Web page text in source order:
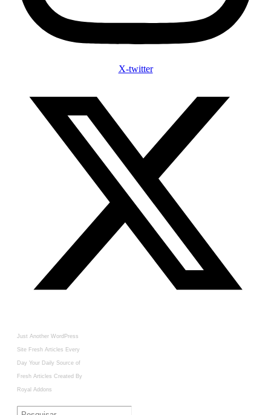
X-twitter
Just Another WordPress
Site Fresh Articles Every
Day Your Daily Source of
Fresh Articles Created By
Royal Addons